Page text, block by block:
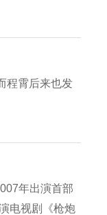
程霄后来也发
年出演首部
电视剧《枪炮